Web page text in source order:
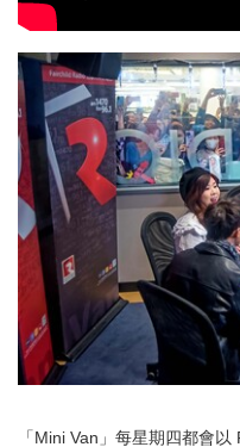
「Mini Van」每星期四都會